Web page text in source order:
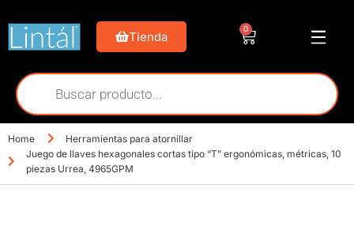
Tienda
0
Home
Herramientas para atornillar
Juego de llaves hexagonales cortas tipo “T” ergonómicas, métricas, 10
piezas Urrea, 4965GPM